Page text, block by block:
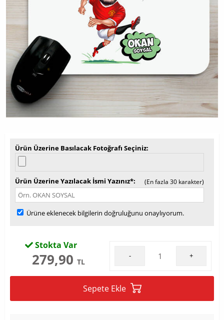
Ürün Üzerine Basılacak Fotoğrafı Seçiniz
Ürün Üzerine Yazılacak İsmi Yazınız* (En fazla 30 karakter)
Ürüne eklenecek bilgilerin doğruluğunu onaylıyorum.
Stokta Var
279,90 TL
- +
Sepete Ekle